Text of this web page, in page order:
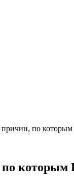
причин, по
которым